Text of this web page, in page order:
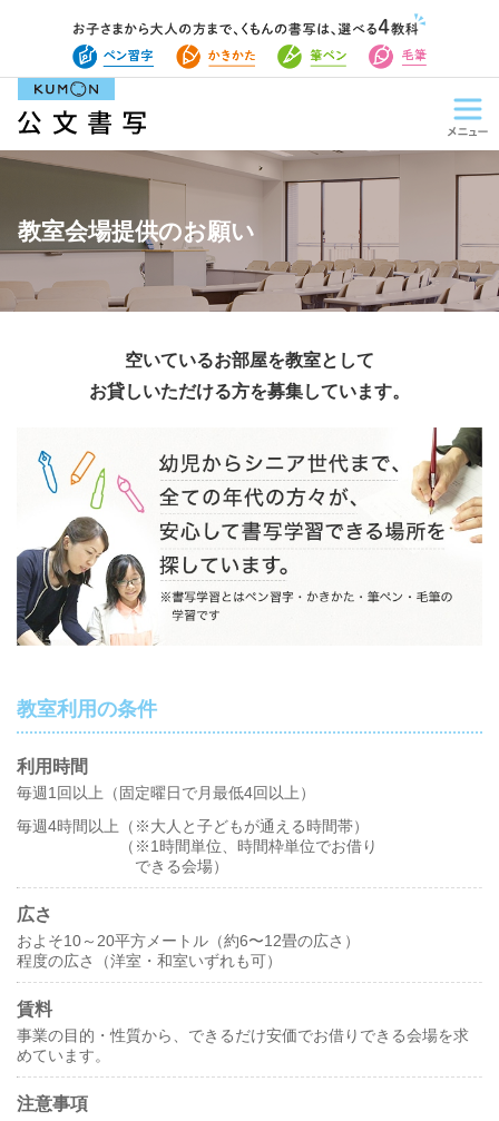
教室会場提供のお願い
空いているお部屋を教室として
お貸しいただける方を募集しています。
教室利用の条件
利用時間
毎週1回以上（固定曜日で月最低4回以上）
毎週4時間以上（※大人と子どもが通える時間帯）
（※1時間単位、時間枠単位でお借り
できる会場）
広さ
およそ10～20平方メートル（約6〜12畳の広さ）
程度の広さ（洋室・和室いずれも可）
賃料
事業の目的・性質から、できるだけ安価でお借りできる会場を求
めています。
注意事項